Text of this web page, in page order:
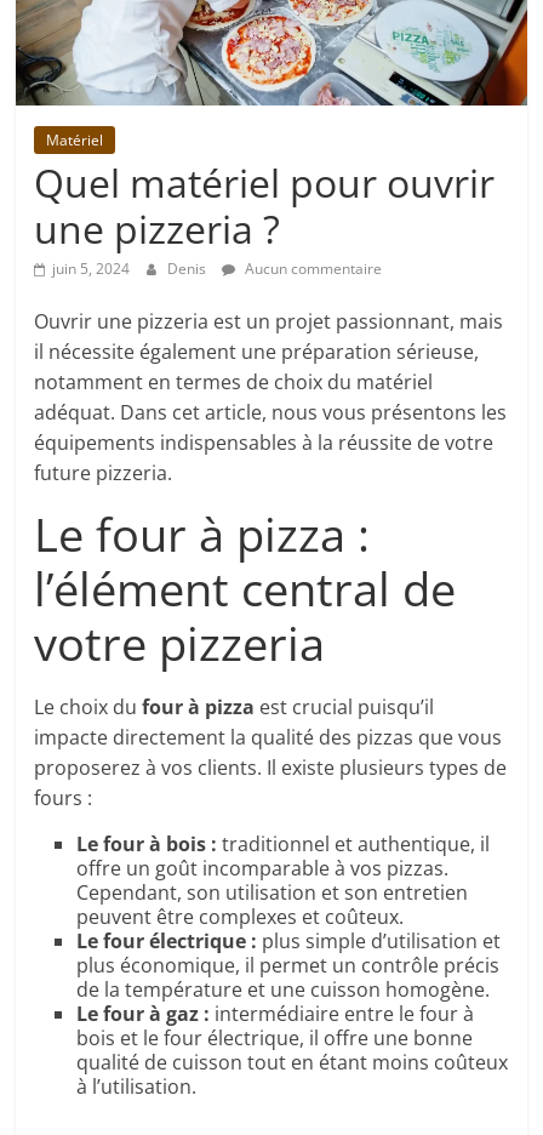
Matériel
Quel matériel pour ouvrir
une pizzeria ?
juin 5, 2024 Denis Aucun commentaire
Ouvrir une pizzeria est un projet passionnant, mais
il nécessite également une préparation sérieuse,
notamment en termes de choix du matériel
adéquat. Dans cet article, nous vous présentons les
équipements indispensables à la réussite de votre
future pizzeria.
Le four à pizza :
l’élément central de
votre pizzeria
Le choix dufour à pizza est crucial puisqu’il
impacte directement la qualité des pizzas que vous
proposerez à vos clients. Il existe plusieurs types de
fours :
Le four à bois : traditionnel et authentique, il
offre un goût incomparable à vos pizzas.
Cependant, son utilisation et son entretien
peuvent être complexes et coûteux.
Le four électrique : plus simple d’utilisation et
plus économique, il permet un contrôle précis
de la température et une cuisson homogène.
Le four à gaz : intermédiaire entre le four à
bois et le four électrique, il offre une bonne
qualité de cuisson tout en étant moins coûteux
à l’utilisation.